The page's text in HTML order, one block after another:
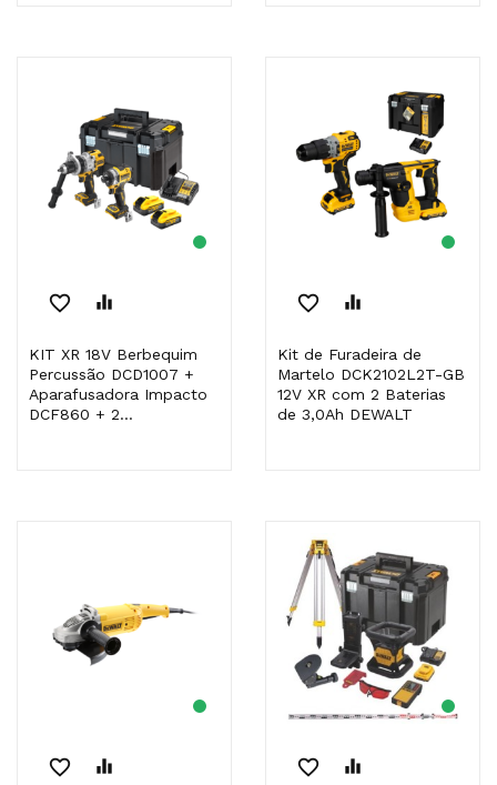
favorite_border equalizer
KIT XR 18V Berbequim
Percussão DCD1007 +
Aparafusadora Impacto
DCF860 + 2...
favorite_border equalizer
Kit de Furadeira de
Martelo DCK2102L2T-GB
12V XR com 2 Baterias
de 3,0Ah DEWALT
favorite_border equalizer favorite_border equalizer